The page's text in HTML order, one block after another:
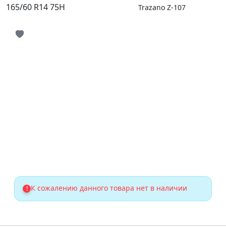
165/60 R14 75H Trazano Z-107
! К сожалению данного товара нет в наличии